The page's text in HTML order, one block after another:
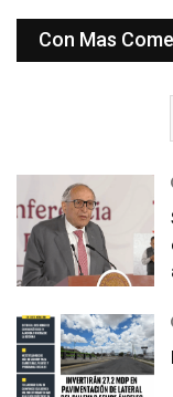
Con Mas